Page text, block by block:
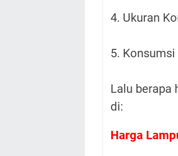
4. Ukuran
5. Konsumsi
Lalu berapa
di:
Harga